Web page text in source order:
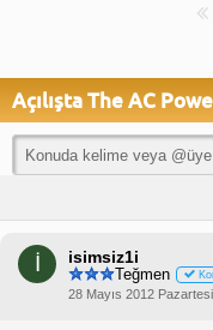
Açılışta The AC
İ isimsiz1i
Teğmen
28 Mayıs 2012